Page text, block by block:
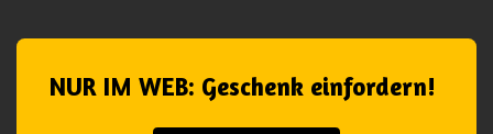
NUR IM WEB: Geschenk einfordern!